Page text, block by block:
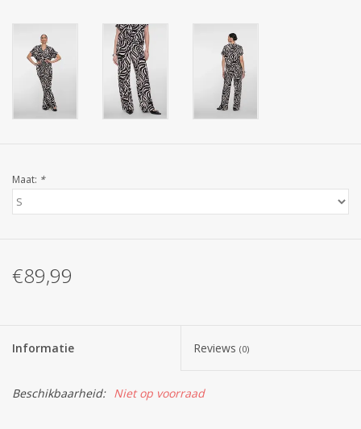
Maat: *
€89,99
Informatie Reviews (0)
Beschikbaarheid: Niet op voorraad